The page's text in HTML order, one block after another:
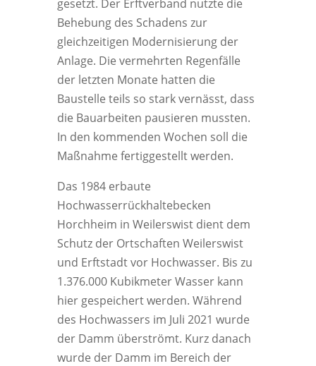
gesetzt. Der Erftverband nutzte die
Behebung des Schadens zur
gleichzeitigen Modernisierung der
Anlage. Die vermehrten Regenfälle
der letzten Monate hatten die
Baustelle teils so stark vernässt, dass
die Bauarbeiten pausieren mussten.
In den kommenden Wochen soll die
Maßnahme fertiggestellt werden.
Das 1984 erbaute
Hochwasserrückhaltebecken
Horchheim in Weilerswist dient dem
Schutz der Ortschaften Weilerswist
und Erftstadt vor Hochwasser. Bis zu
1.376.000 Kubikmeter Wasser kann
hier gespeichert werden. Während
des Hochwassers im Juli 2021 wurde
der Damm überströmt. Kurz danach
wurde der Damm im Bereich der